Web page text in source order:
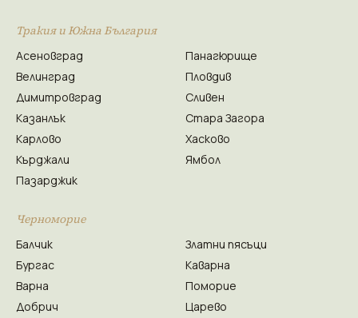
Тракия и Южна България
Асеновград
Велинград
Димитровград
Казанлък
Карлово
Кърджали
Пазарджик
Панагюрище
Пловдив
Сливен
Стара Загора
Хасково
Ямбол
Черноморие
Балчик
Бургас
Варна
Добрич
Златни пясъци
Каварна
Поморие
Царево